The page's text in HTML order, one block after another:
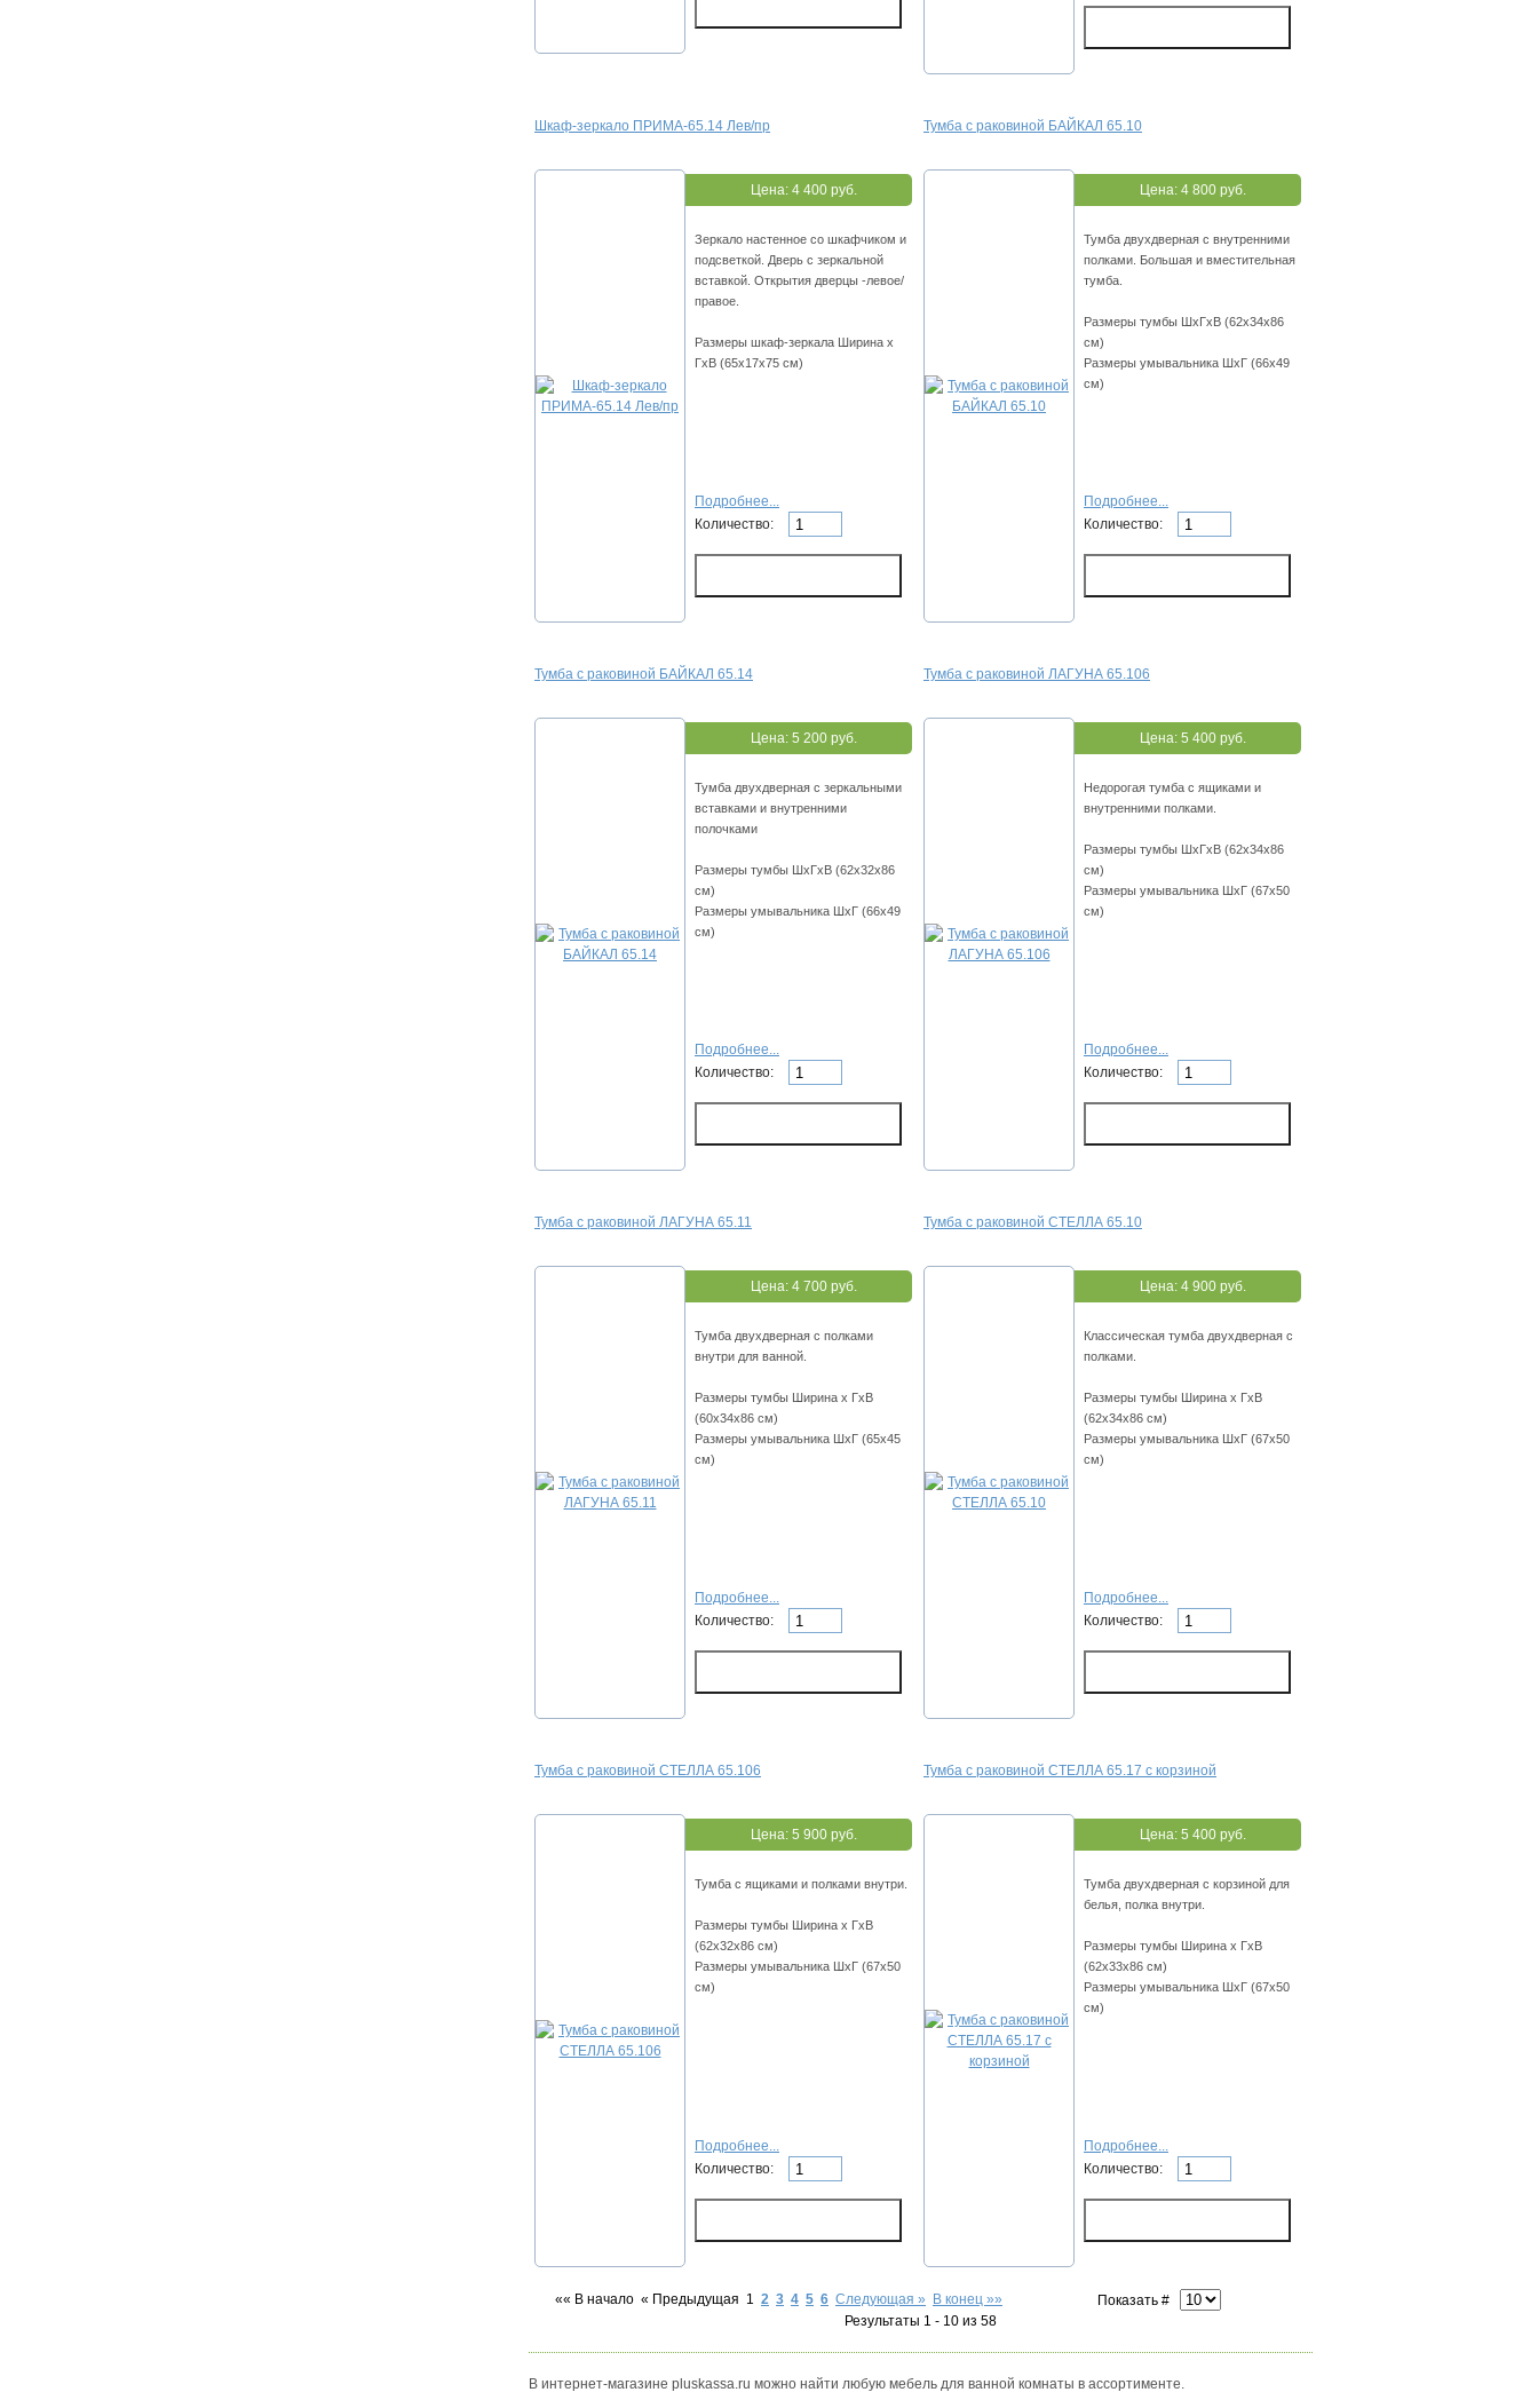
Шкаф-зеркало ПРИМА-65.14 Лев/пр
Цена: 4 400 руб.
Зеркало настенное со шкафчиком и
подсветкой. Дверь с зеркальной
вставкой. Открытия дверцы -левое/
правое.
Размеры шкаф-зеркала Ширина х
ГхВ (65х17х75 см)
Подробнее...
Количество:
Тумба с раковиной БАЙКАЛ 65.10
Цена: 4 800 руб.
Тумба двухдверная с внутренними
полками. Большая и вместительная
тумба.
Размеры тумбы ШхГхВ (62х34х86
см)
Размеры умывальника ШхГ (66х49
см)
Подробнее...
Количество:
Тумба с раковиной БАЙКАЛ 65.14
Цена: 5 200 руб.
Тумба двухдверная с зеркальными
вставками и внутренними
полочками
Размеры тумбы ШхГхВ (62х32х86
см)
Размеры умывальника ШхГ (66х49
см)
Подробнее...
Количество:
Тумба с раковиной ЛАГУНА 65.106
Цена: 5 400 руб.
Недорогая тумба с ящиками и
внутренними полками.
Размеры тумбы ШхГхВ (62х34х86
см)
Размеры умывальника ШхГ (67х50
см)
Подробнее...
Количество:
Тумба с раковиной ЛАГУНА 65.11
Цена: 4 700 руб.
Тумба двухдверная с полками
внутри для ванной.
Размеры тумбы Ширина х ГхВ
(60х34х86 см)
Размеры умывальника ШхГ (65х45
см)
Подробнее...
Количество:
Тумба с раковиной СТЕЛЛА 65.10
Цена: 4 900 руб.
Классическая тумба двухдверная с
полками.
Размеры тумбы Ширина х ГхВ
(62х34х86 см)
Размеры умывальника ШхГ (67х50
см)
Подробнее...
Количество:
Тумба с раковиной СТЕЛЛА 65.106
Цена: 5 900 руб.
Тумба с ящиками и полками внутри.
Размеры тумбы Ширина х ГхВ
(62х32х86 см)
Размеры умывальника ШхГ (67х50
см)
Подробнее...
Количество:
Тумба с раковиной СТЕЛЛА 65.17 с корзиной
Цена: 5 400 руб.
Тумба двухдверная с корзиной для
белья, полка внутри.
Размеры тумбы Ширина х ГхВ
(62х33х86 см)
Размеры умывальника ШхГ (67х50
см)
Подробнее...
Количество:
«« В начало « Предыдущая 1 2 3 4 5 6 Следующая » В конец »»
Показать #
Результаты 1 - 10 из 58
В интернет-магазине pluskassa.ru можно найти любую мебель для ванной комнаты в ассортименте.